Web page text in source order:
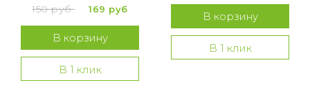
150 руб 169 руб
В корзину
В 1 клик
В корзину
В 1 клик